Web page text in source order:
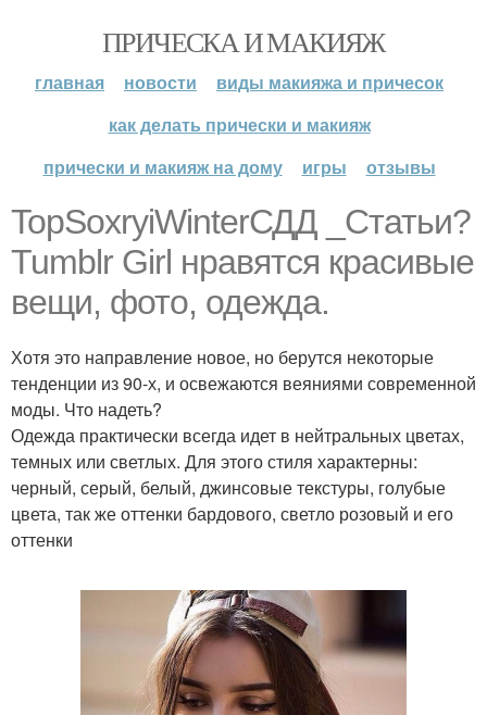
ПРИЧЕСКА И МАКИЯЖ
главная новости
виды макияжа и причесок
как делать прически и макияж
прически и макияж на дому
игры отзывы
TopSoxryiWinterСДД _Статьи?
Tumblr Girl нравятся красивые
вещи, фото, одежда.
Хотя это направление новое, но берутся некоторые
тенденции из 90-х, и освежаются веяниями современной
моды. Что надеть?
Одежда практически всегда идет в нейтральных цветах,
темных или светлых. Для этого стиля характерны:
черный, серый, белый, джинсовые текстуры, голубые
цвета, так же оттенки бардового, светло розовый и его
оттенки